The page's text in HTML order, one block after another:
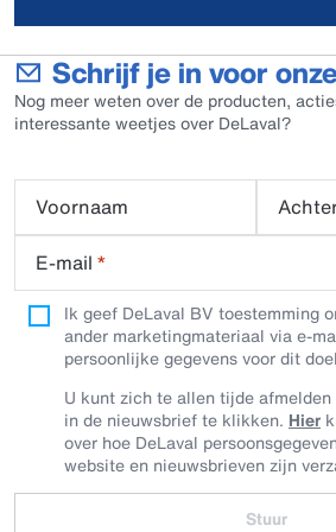
Schrijf je in voor
Nog meer weten over de producten,
interessante weetjes over DeLaval?
Voornaam
E-mail *
Ik geef DeLaval BV toestemming
ander marketingmateriaal via e-
persoonlijke gegevens voor dit
U kunt zich te allen tijde
in de nieuwsbrief te klikken. Hier
over hoe DeLaval
website en nieuwsbrieven zijn
Stuur